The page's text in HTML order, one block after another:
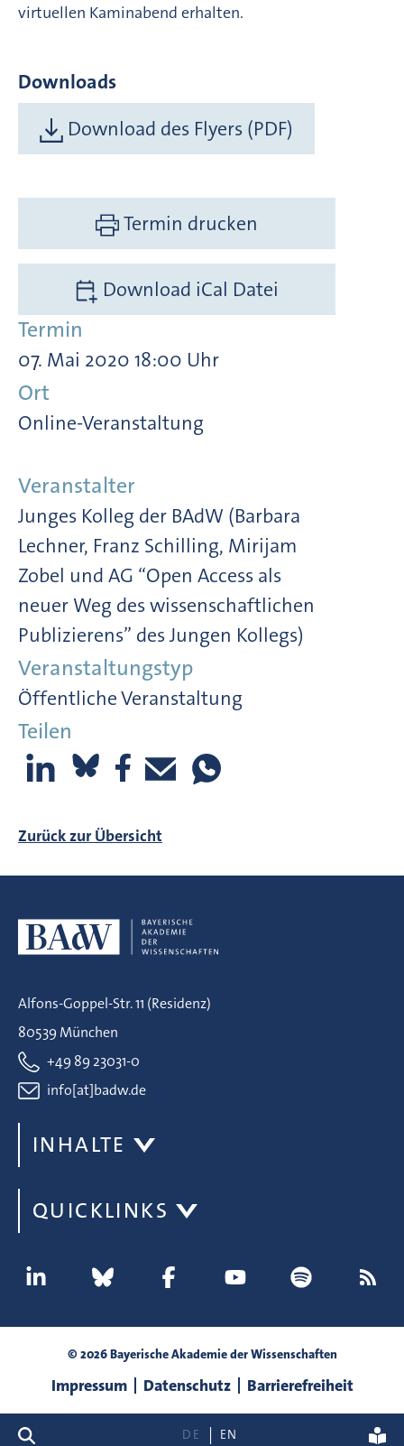
Suche DE EN
virtuellen Kaminabend erhalten.
Downloads
Download des Flyers (PDF)
Termin drucken
Download iCal Datei
Termin
07. Mai 2020 18:00 Uhr
Ort
Online-Veranstaltung
Veranstalter
Junges Kolleg der BAdW (Barbara
Lechner, Franz Schilling, Mirijam
Zobel und AG “Open Access als
neuer Weg des wissenschaftlichen
Publizierens” des Jungen Kollegs)
Veranstaltungstyp
Öffentliche Veranstaltung
Teilen
Zurück zur Übersicht
Alfons-Goppel-Str. 11 (Residenz)
80539 München
+49 89 23031-0
info[at]badw.de
INHALTE
QUICKLINKS
© 2026 Bayerische Akademie der Wissenschaften
Impressum Datenschutz Barrierefreiheit